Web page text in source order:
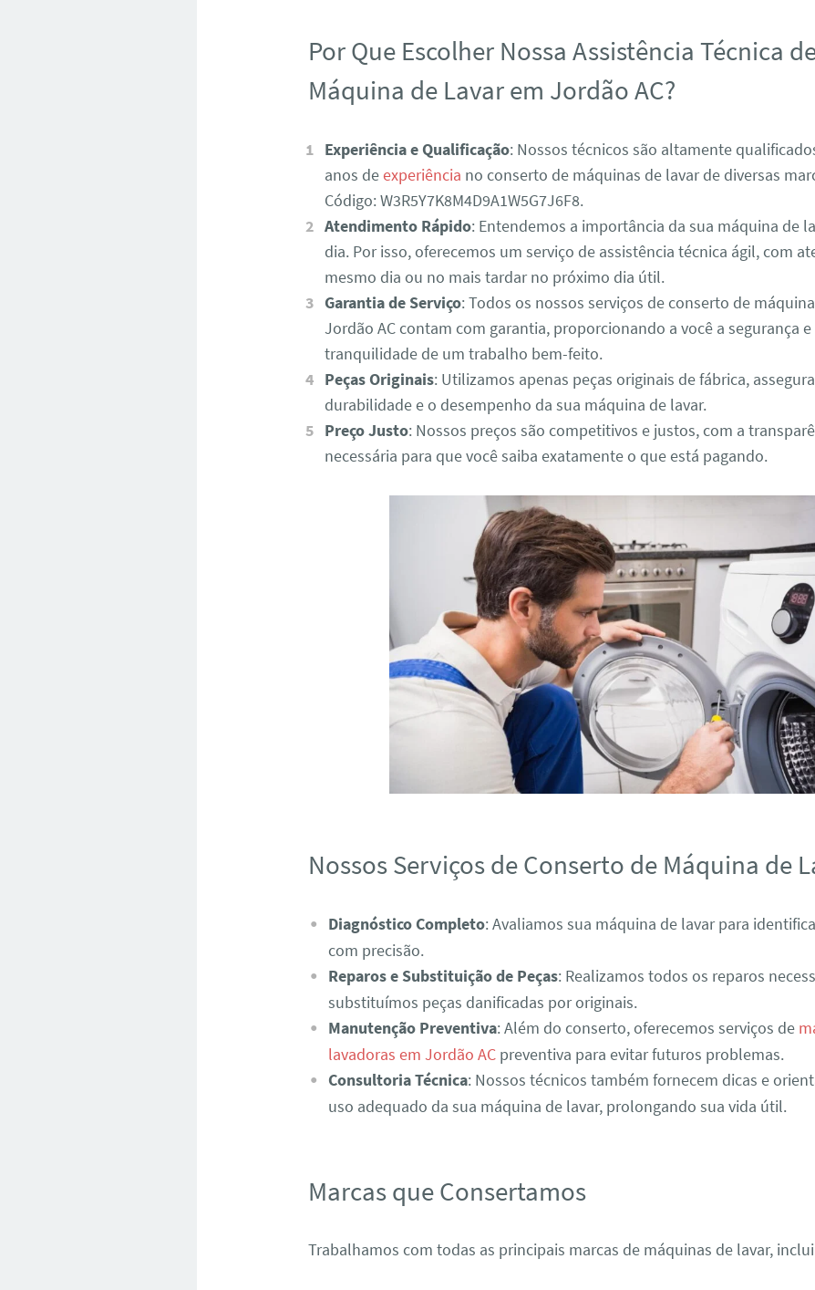
Por Que Escolher Nossa Assistência Técnica
Máquina de Lavar em Jordão AC?
Experiência e Qualificação: Nossos técnicos são altamente
anos deexperiência no conserto de máquinas de lavar de diversas
Código: W3R5Y7K8M4D9A1W5G7J6F8.
Atendimento Rápido: Entendemos a importância da sua máquina de
dia. Por isso, oferecemos um serviço de assistência técnica ágil, com
mesmo dia ou no mais tardar no próximo dia útil.
Garantia de Serviço: Todos os nossos serviços de conserto de
Jordão AC contam com garantia, proporcionando a você a segurança e
tranquilidade de um trabalho bem-feito.
Peças Originais: Utilizamos apenas peças originais de fábrica,
durabilidade e o desempenho da sua máquina de lavar.
Preço Justo: Nossos preços são competitivos e justos, com a
necessária para que você saiba exatamente o que está pagando.
Nossos Serviços de Conserto de Máquina de
Diagnóstico Completo: Avaliamos sua máquina de lavar para
com precisão.
Reparos e Substituição de Peças: Realizamos todos os reparos
substituímos peças danificadas por originais.
Manutenção Preventiva: Além do conserto, oferecemos serviços de
lavadoras em Jordão ACpreventiva para evitar futuros problemas.
Consultoria Técnica: Nossos técnicos também fornecem dicas e
uso adequado da sua máquina de lavar, prolongando sua vida útil.
Marcas que Consertamos
Trabalhamos com todas as principais marcas de máquinas de lavar,